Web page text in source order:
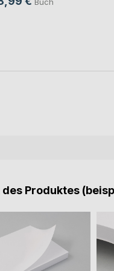
Produktes